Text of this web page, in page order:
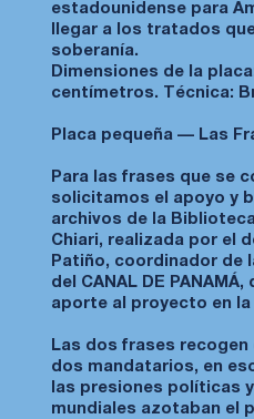
estadounidense para
llegar a los tratados
soberanía.
Dimensiones de la placa:
centímetros. Técnica:
Placa pequeña — Las
Para las frases que se
solicitamos el apoyo y
archivos de la
Chiari, realizada por el
Patiño, coordinador de
del CANAL DE
aporte al proyecto en
Las dos frases
dos mandatarios, en
las presiones políticas
mundiales azotaban el